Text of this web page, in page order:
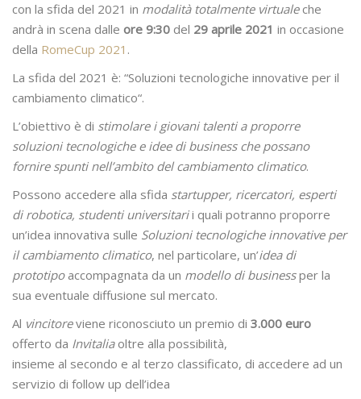
con la sfida del 2021 in modalità totalmente virtualeche
andrà in scena dalle ore 9:30 del 29 aprile 2021 in occasione
della RomeCup 2021 .
La sfida del 2021 è: “Soluzioni tecnologiche innovative per il
cambiamento climatico“.
L’obiettivo è di stimolare i giovani talenti a proporre
soluzioni tecnologiche e idee di business che possano
fornire spunti nell’ambito del cambiamento climatico.
Possono accedere alla sfida startupper, ricercatori, esperti
di robotica, studenti universitarii quali potranno proporre
un’idea innovativa sulle Soluzioni tecnologiche innovative per
il cambiamento climatico, nel particolare, un’idea di
prototipoaccompagnata da un modello di businessper la
sua eventuale diffusione sul mercato.
Al vincitoreviene riconosciuto un premio di 3.000 euro
offerto da Invitaliaoltre alla possibilità,
insieme al secondo e al terzo classificato, di accedere ad un
servizio di follow up dell’idea